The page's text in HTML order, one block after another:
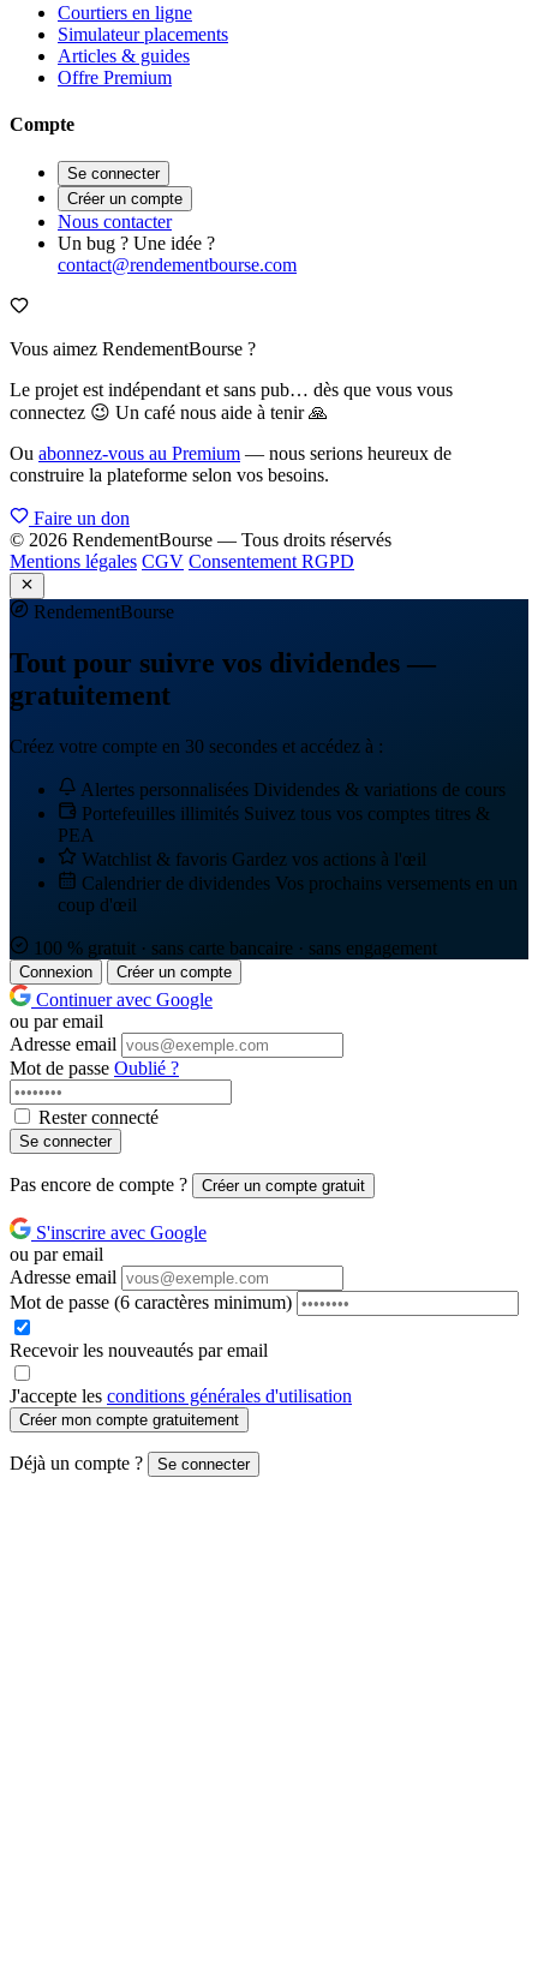
Courtiers en ligne
Simulateur placements
Articles & guides
Offre Premium
Compte
Se connecter
Créer un compte
Nous contacter
Un bug ? Une idée ?
contact@rendementbourse.com
Vous aimez RendementBourse ?
Le projet est indépendant et sans pub… dès que vous vous
connectez 😉 Un café nous aide à tenir 🙏
Ou abonnez-vous au Premium — nous serions heureux de
construire la plateforme selon vos besoins.
Faire un don
© 2026 RendementBourse — Tous droits réservés
Mentions légales CGV Consentement RGPD
RendementBourse
Tout pour suivre vos dividendes —
gratuitement
Créez votre compte en 30 secondes et accédez à :
Alertes personnalisées Dividendes & variations de cours
Portefeuilles illimités Suivez tous vos comptes titres &
PEA
Watchlist & favoris Gardez vos actions à l'œil
Calendrier de dividendes Vos prochains versements en un
coup d'œil
100 % gratuit · sans carte bancaire · sans engagement
Connexion Créer un compte
Continuer avec Google
ou par email
Adresse email
Mot de passe Oublié ?
Rester connecté
Se connecter
Pas encore de compte ? Créer un compte gratuit
S'inscrire avec Google
ou par email
Adresse email
Mot de passe (6 caractères minimum)
Recevoir les nouveautés par email
J'accepte les conditions générales d'utilisation
Créer mon compte gratuitement
Déjà un compte ? Se connecter